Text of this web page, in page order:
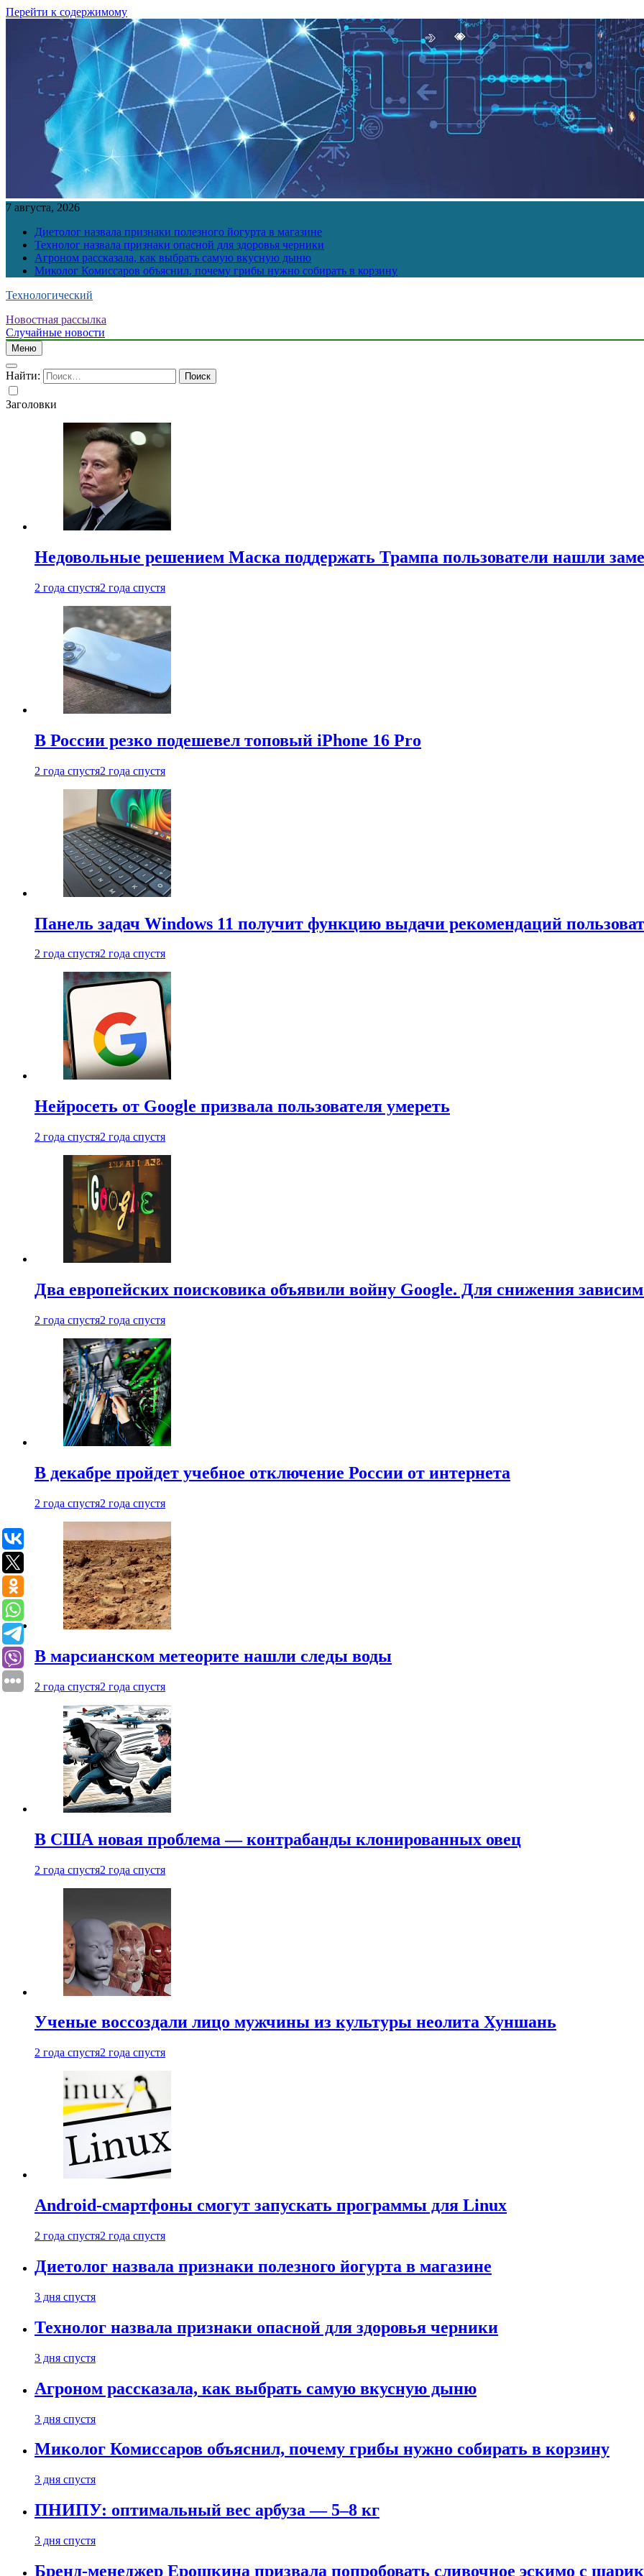
Перейти к содержимому
7 августа, 2026
Диетолог назвала признаки полезного йогурта в магазине
Технолог назвала признаки опасной для здоровья черники
Агроном рассказала, как выбрать самую вкусную дыню
Миколог Комиссаров объяснил, почему грибы нужно собирать в корзину
Технологический
Новостная рассылка
Случайные новости
Меню
Найти:
Заголовки
Недовольные решением Маска поддержать Трампа пользователи нашли
2 года спустя2 года спустя
В России резко подешевел топовый iPhone 16 Pro
2 года спустя2 года спустя
Панель задач Windows 11 получит функцию выдачи рекомендаций
2 года спустя2 года спустя
Нейросеть от Google призвала пользователя умереть
2 года спустя2 года спустя
Два европейских поисковика объявили войну Google. Для снижения
2 года спустя2 года спустя
В декабре пройдет учебное отключение России от интернета
2 года спустя2 года спустя
В марсианском метеорите нашли следы воды
2 года спустя2 года спустя
В США новая проблема — контрабанды клонированных овец
2 года спустя2 года спустя
Ученые воссоздали лицо мужчины из культуры неолита Хуншань
2 года спустя2 года спустя
Android-смартфоны смогут запускать программы для Linux
2 года спустя2 года спустя
Диетолог назвала признаки полезного йогурта в магазине
3 дня спустя
Технолог назвала признаки опасной для здоровья черники
3 дня спустя
Агроном рассказала, как выбрать самую вкусную дыню
3 дня спустя
Миколог Комиссаров объяснил, почему грибы нужно собирать в корзину
3 дня спустя
ПНИПУ: оптимальный вес арбуза — 5–8 кг
3 дня спустя
Бренд-менеджер Ерошкина призвала попробовать сливочное эскимо с